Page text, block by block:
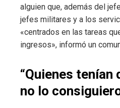
alguien que, además del
jefes militares y a los
«centrados en las tareas
ingresos», informó un
“Quienes tenían
no lo